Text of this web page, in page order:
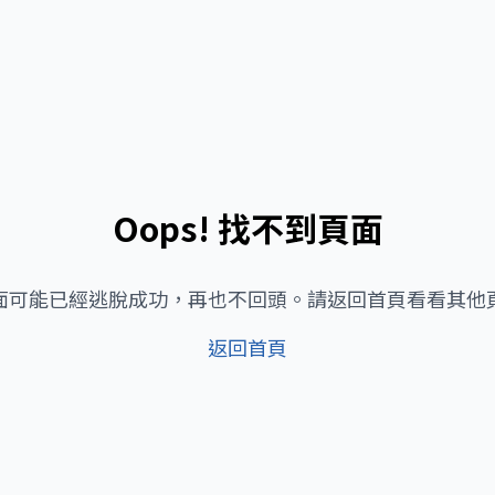
Oops! 找不到頁面
可能已經逃脫成功，再也不回頭。請返回首頁看看其他
返回首頁